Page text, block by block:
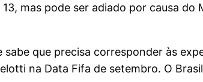
mas pode ser adiado por causa
que precisa corresponder às
na Data Fifa de setembro. O